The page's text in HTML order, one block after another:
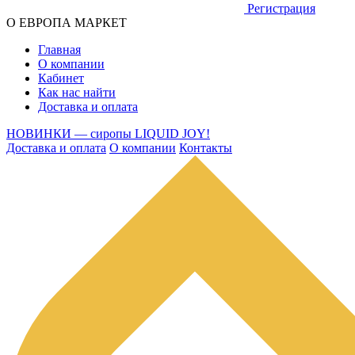
Регистрация
О ЕВРОПА МАРКЕТ
Главная
О компании
Кабинет
Как нас найти
Доставка и оплата
НОВИНКИ — сиропы LIQUID JOY!
Доставка и оплата О компании Контакты